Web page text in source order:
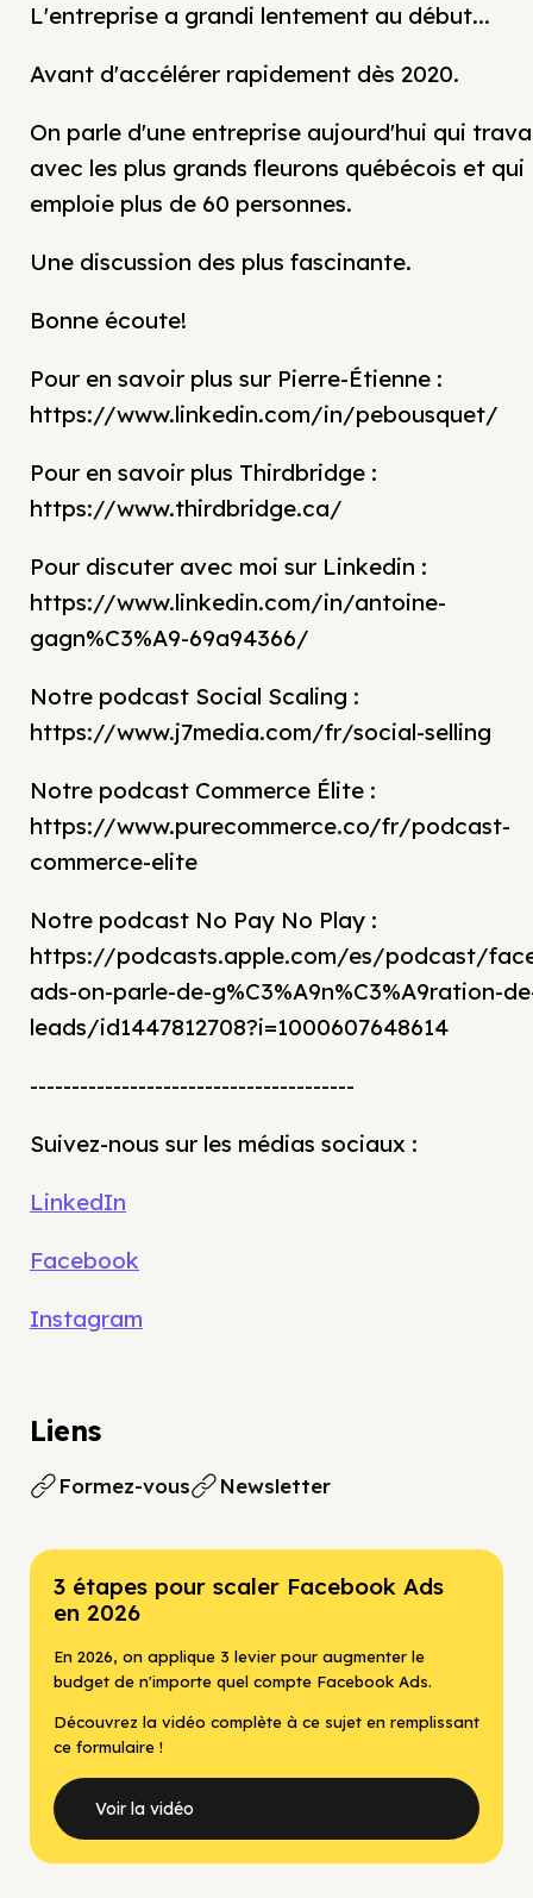
L'entreprise a grandi lentement au début...
Avant d'accélérer rapidement dès 2020.
On parle d'une entreprise aujourd'hui qui
avec les plus grands fleurons québécois et qui
emploie plus de 60 personnes.
Une discussion des plus fascinante.
Bonne écoute!
Pour en savoir plus sur Pierre-Étienne :
https://www.linkedin.com/in/pebousquet/
Pour en savoir plus Thirdbridge :
https://www.thirdbridge.ca/
Pour discuter avec moi sur Linkedin :
https://www.linkedin.com/in/antoine-
gagn%C3%A9-69a94366/
Notre podcast Social Scaling :
https://www.j7media.com/fr/social-selling
Notre podcast Commerce Élite :
https://www.purecommerce.co/fr/podcast-
commerce-elite
Notre podcast No Pay No Play :
https://podcasts.apple.com/es/podcast/
ads-on-parle-de-g%C3%A9n%C3%A9ration-
leads/id1447812708?i=1000607648614
---------------------------------------
Suivez-nous sur les médias sociaux :
LinkedIn
Facebook
Instagram
Liens
Formez-vous Newsletter
3 étapes pour scaler Facebook Ads
en 2026
En 2026, on applique 3 levier pour augmenter le
budget de n'importe quel compte Facebook Ads.
Découvrez la vidéo complète à ce sujet en remplissant
ce formulaire !
Voir la vidéo